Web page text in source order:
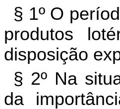
§ 1º O
produtos
disposição
§ 2º Na
da